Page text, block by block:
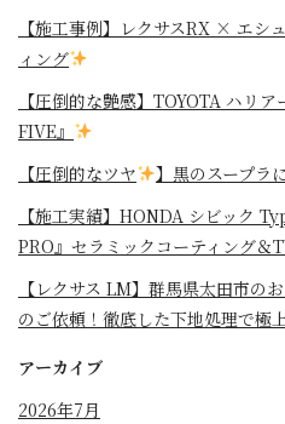
【施工事例】レクサスRX × エシ
ィング
【圧倒的な艶感】TOYOTA ハリ
FIVE』
【圧倒的なツヤ
】黒のスープラ
【施工実績】HONDA シビック
PRO』セラミックコーティング＆
【レクサス LM】群馬県太田市の
のご依頼！徹底した下地処理で極
アーカイブ
2026年7月